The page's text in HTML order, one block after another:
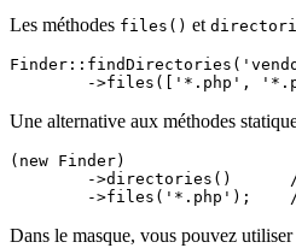
Les méthodes files() et
Une alternative aux méthodes
(new Finder)
Dans le masque, vous pouvez utiliser